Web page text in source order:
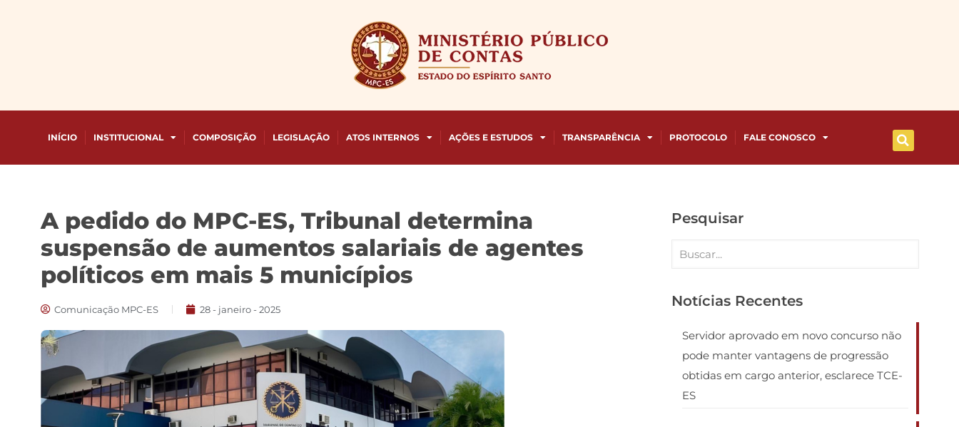
INÍCIO INSTITUCIONAL COMPOSIÇÃO LEGISLAÇÃO ATOS INTERNOS AÇÕES E ESTUDOS TRANSPARÊNCIA PROTOCOLO FALE CONOSCO
A pedido do MPC-ES, Tribunal determina
suspensão de aumentos salariais de agentes
políticos em mais 5 municípios
Comunicação MPC-ES 28 - janeiro - 2025
Pesquisar
Notícias Recentes
Servidor aprovado em novo concurso não
pode manter vantagens de progressão
obtidas em cargo anterior, esclarece TCE-
ES